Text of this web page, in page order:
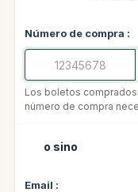
Número de compra :
Los boletos
número de compra
o sino
Email :